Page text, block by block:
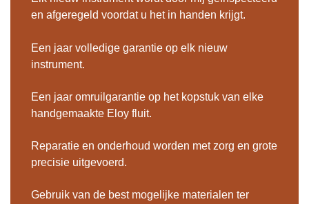
en afgeregeld voordat u het in handen krijgt.
Een jaar volledige garantie op elk nieuw
instrument.
Een jaar omruilgarantie op het kopstuk van elke
handgemaakte Eloy fluit.
Reparatie en onderhoud worden met zorg en grote
precisie uitgevoerd.
Gebruik van de best mogelijke materialen ter